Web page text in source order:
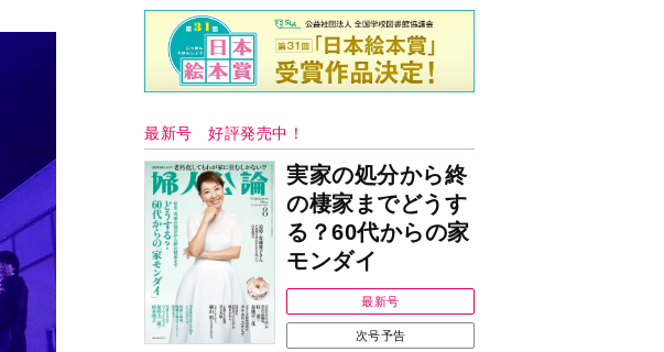
最新号 好評発売中！
実家の処分から終
の棲家までどうす
る？60代からの家
モンダイ
最新号
次号予告